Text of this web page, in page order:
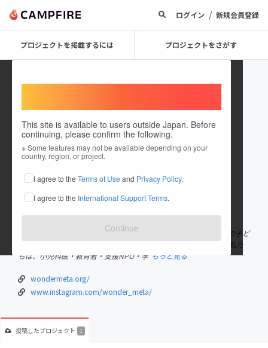
ログイン / 新規会員登録
プロジェクトを掲載するには プロジェクトをさがす
This site is available to users outside Japan. Before
continuing, please confirm the following.
※ Some features may not be available depending on your
country, region, or project.
I agree to the Terms of Use and Privacy Policy.
I agree to the International Support Terms.
Continue
WonderMeta
これまでに1回支援して1件のプロジェクトを投稿しています
在住国：日本 現在地：香川県
出身国：日本 出身地：神奈川県
WonderMeta（ワンダーメタ）は、「新しい技術を使って 闘病中の子ど
もたちに わくわくを」をモットーに活動するプロジェクトです。 私た
ちは、小児科医・教育者・支援NPO・学 もっと見る
wondermeta.org/
www.instagram.com/wonder_meta/
投稿したプロジェクト 1